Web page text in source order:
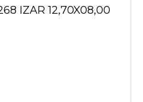
IZAR 12,70X08,00